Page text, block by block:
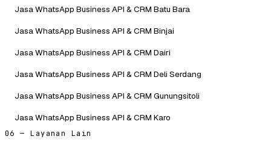
Jasa WhatsApp Business API & CRM Batu Bara
Jasa WhatsApp Business API & CRM Binjai
Jasa WhatsApp Business API & CRM Dairi
Jasa WhatsApp Business API & CRM Deli Serdang
Jasa WhatsApp Business API & CRM Gunungsitoli
Jasa WhatsApp Business API & CRM Karo
06 — Layanan Lain